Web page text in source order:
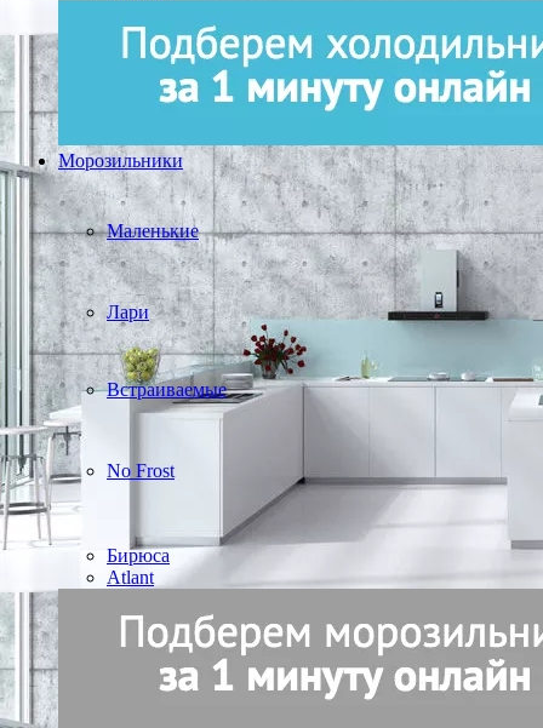
Морозильники
Маленькие
Лари
Встраиваемые
No Frost
Бирюса
Atlant